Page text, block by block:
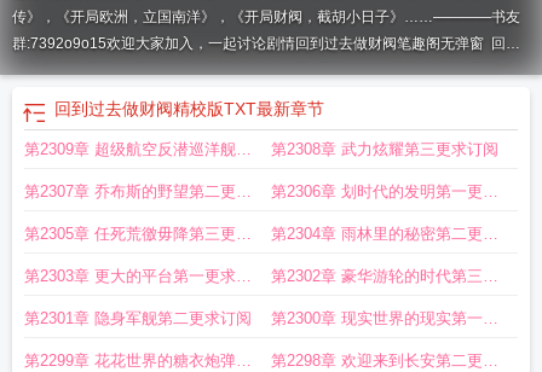
传》，《开局欧洲，立国南洋》，《开局财阀，截胡小日子》……————书友
群:7392o9o15欢迎大家加入，一起讨论剧情回到过去做财阀笔趣阁无弹窗 回到
过去做财阀无防盗回到过去做财阀起点中文网回到过去做财阀精校版回到过去
做财阀80TXT精校版 回到过去做财阀全文免费阅读
过去做财阀TXT免费
当首富的回到过去做财阀liba回到过去做财阀123回到过去做财阀阿里首发
做财阀免费阅读回到过去做财阀无错乱回到过去做财阀地图回到过去做财阀齐
齐读回到过去做财阀无删减笔趣阁 回到过去做财阀免费观看回到过去做财阀免
TXT回到过去做财阀女主回到过去做财阀libahao回到过去做财阀类似的 回到
过去做财阀笔趣阁小鱼的命运 回到过去做财阀txt笔趣阁 回到过去做财阀精修
书回到过去做财阀(小鱼的命运)回到过去做财阀精校版TXT回到过去做财阀无
回到过去做财阀精校版TXT最新章节
第2309章 超级航空反潜巡洋舰第
一更求订阅
第2308章 武力炫耀第三更求订阅
第2307章 乔布斯的野望第二更求
订阅
第2306章 划时代的发明第一更求
订阅
第2305章 任死荒徼毋降第三更求
订阅
第2304章 雨林里的秘密第二更求
订立
第2303章 更大的平台第一更求订
阅
第2302章 豪华游轮的时代第三更
求订阅
第2301章 隐身军舰第二更求订阅 第2300章 现实世界的现实第一更
求订阅
第2299章 花花世界的糖衣炮弹第 第2298章 欢迎来到长安第二更求